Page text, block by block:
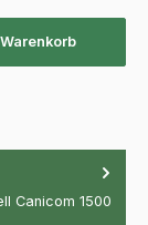
Canicom 1500